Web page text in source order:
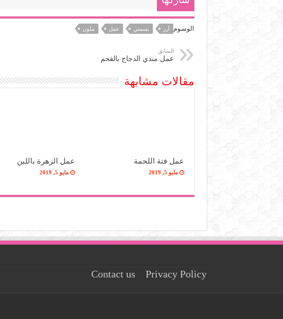
الوسوم أرز بسمتي عمل ملون
السابق
عمل مندي الدجاج بالفحم
مقالات مشابهة
عمل فتة اللحمة
مايو 5, 2019
عمل الزهرة باللبن
مايو 5, 2019
Contact us Privacy Policy